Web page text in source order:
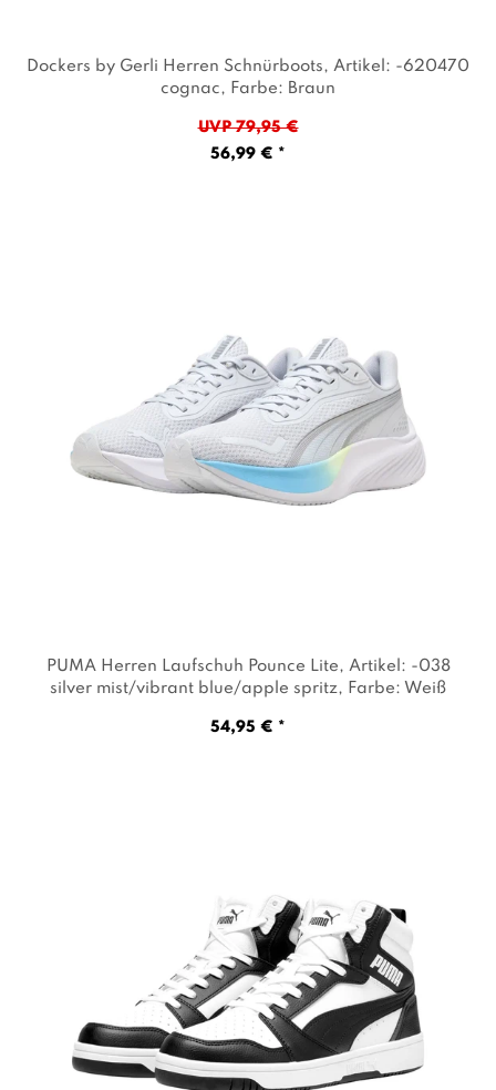
Dockers by Gerli Herren Schnürboots, Artikel: -620470
cognac, Farbe: Braun
UVP 79,95 €
56,99 € *
PUMA Herren Laufschuh Pounce Lite, Artikel: -038
silver mist/vibrant blue/apple spritz, Farbe: Weiß
54,95 € *